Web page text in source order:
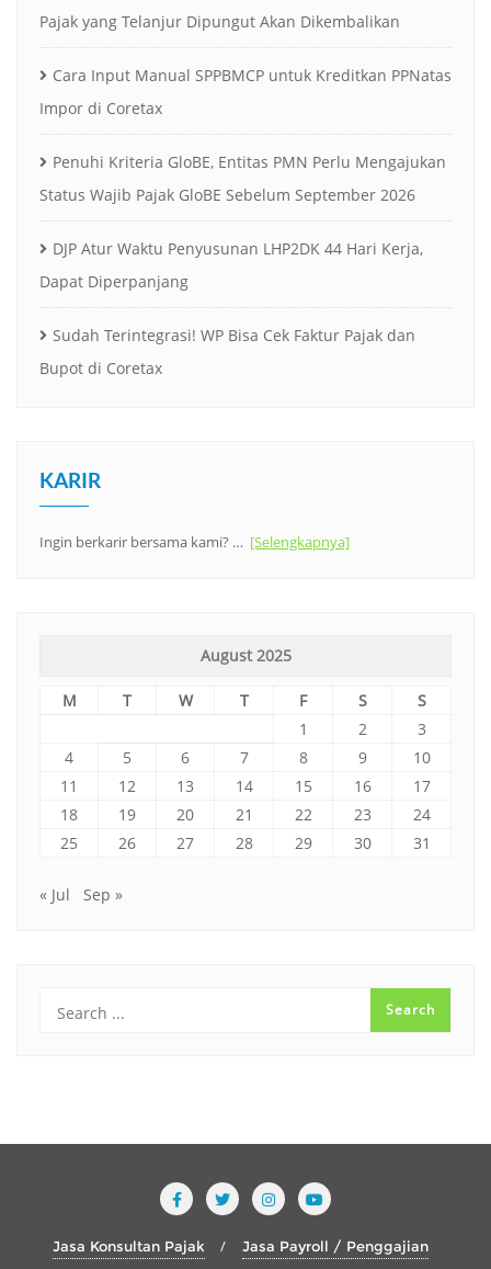
Pajak yang Telanjur Dipungut Akan Dikembalikan
Cara Input Manual SPPBMCP untuk Kreditkan PPNatas
Impor di Coretax
Penuhi Kriteria GloBE, Entitas PMN Perlu Mengajukan
Status Wajib Pajak GloBE Sebelum September 2026
DJP Atur Waktu Penyusunan LHP2DK 44 Hari Kerja,
Dapat Diperpanjang
Sudah Terintegrasi! WP Bisa Cek Faktur Pajak dan
Bupot di Coretax
KARIR
Ingin berkarir bersama kami? … [Selengkapnya]
August 2025
M T W T F S
S
1
2
3
4
5 6 7 8 9
10
11
12 13 14 15 16
17
18
19 20 21 22 23
24
25
26 27 28 29 30 31
« Jul Sep »
Jasa Konsultan Pajak
Jasa Payroll / Penggajian